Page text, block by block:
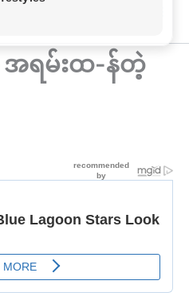
အရမ်းထ-န်တဲ့